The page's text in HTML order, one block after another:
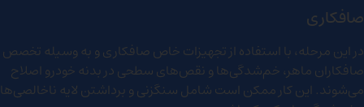
صافکاری
در این مرحله، با استفاده از تجهیزات خاص صافکاری و به وسیله تخصص
صافکاران ماهر، خم‌شدگی‌ها و نقص‌های سطحی در بدنه خودرو اصلاح
می‌شوند. این کار ممکن است شامل سنگزنی و برداشتن لایه ناخالصی‌ها